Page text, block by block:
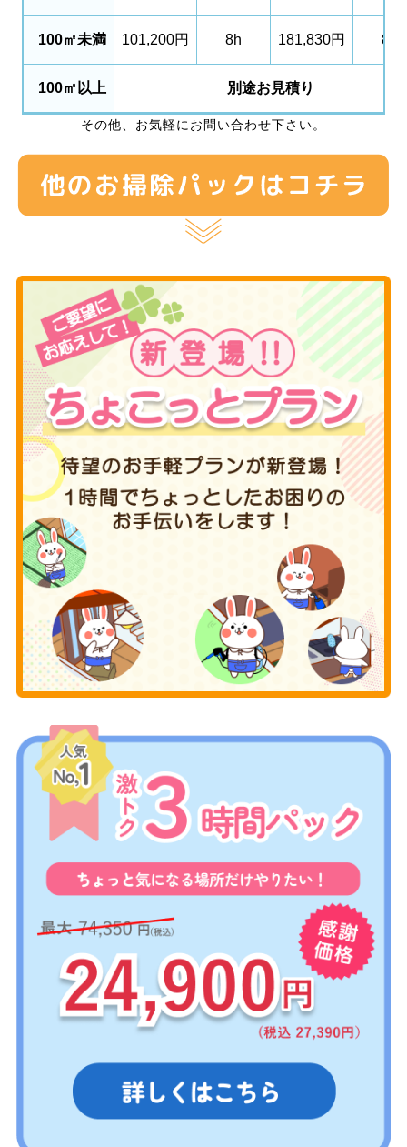
100㎡未満 101,200円 8h 181,830円 8h
100㎡以上 別途お見積り
その他、お気軽にお問い合わせ下さい。